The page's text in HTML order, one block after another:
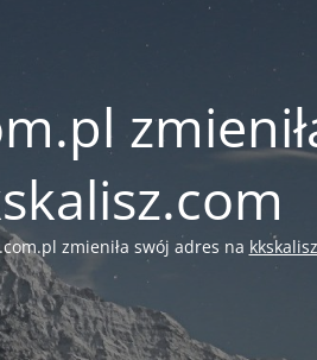
zmieniła swój adres na